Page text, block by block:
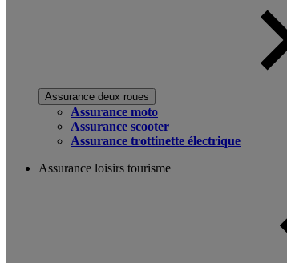
Assurance deux roues
Assurance moto
Assurance scooter
Assurance trottinette électrique
Assurance loisirs tourisme